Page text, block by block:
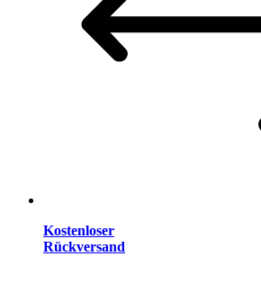
Kostenloser
Rückversand